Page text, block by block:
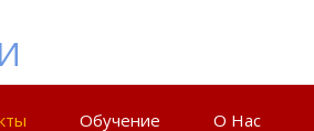
Обучение О Нас